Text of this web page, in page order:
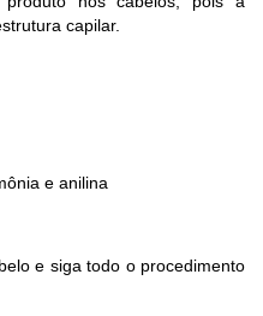
capilar.
e anilina
e siga todo o procedimento